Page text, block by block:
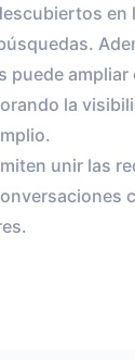
en
puede ampliar
la
unir las